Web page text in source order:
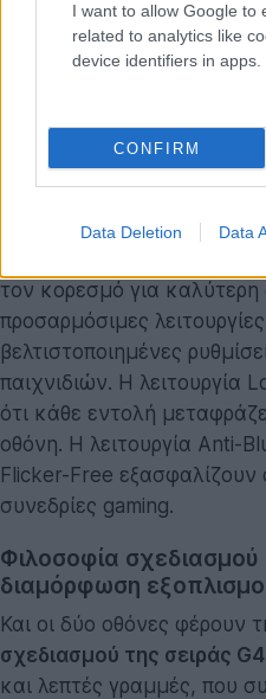
I want to allow Google to
related to analytics like
device identifiers in apps.
CONFIRM
Data Deletion Data
τροφοδοτούμενα. Η
περιλαμβάνει υποστήριξη
Και οι δύο οθόνες
λειτουργίες gaming που
Control βελτιώνει την
τον κορεσμό για καλύτερη
προσαρμόσιμες
βελτιστοποιημένες
παιχνιδιών. Η λειτουργία
ότι κάθε εντολή
οθόνη. Η λειτουργία Anti-
Flicker-Free εξασφαλίζουν
συνεδρίες gaming.
Φιλοσοφία σχεδιασμού
διαμόρφωση
Και οι δύο οθόνες φέρουν
σχεδιασμού της σειράς G4
και λεπτές γραμμές, που